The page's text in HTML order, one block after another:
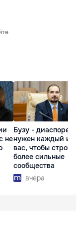
не
Бузу - диаспоре:
нужен каждый из
вас, чтобы
более сильные
сообщества
вчера